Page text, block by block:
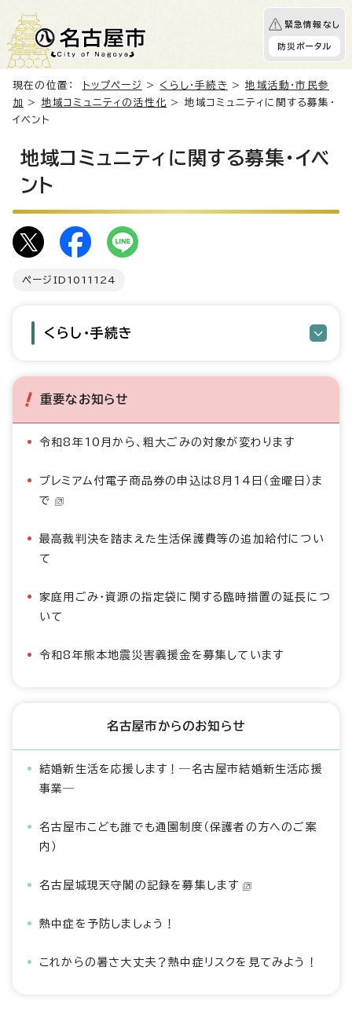
緊急情報なし
防災ポータル
現在の位置： トップページ > くらし・手続き >地域活動・市民参
加
> 地域コミュニティの活性化 > 地域コミュニティに関する募集・
イベント
地域コミュニティに関する募集・イベ
ント
ページID 1011124
くらし・手続き
重要なお知らせ
令和8年10月から、粗大ごみの対象が変わります
プレミアム付電子商品券の申込は8月14日（金曜日）ま
で
最高裁判決を踏まえた生活保護費等の追加給付につい
て
家庭用ごみ・資源の指定袋に関する臨時措置の延長につ
いて
令和8年熊本地震災害義援金を募集しています
名古屋市からのお知らせ
結婚新生活を応援します！―名古屋市結婚新生活応援
事業―
名古屋市こども誰でも通園制度（保護者の方へのご案
内）
名古屋城現天守閣の記録を募集します
熱中症を予防しましょう！
これからの暑さ大丈夫？熱中症リスクを見てみよう！